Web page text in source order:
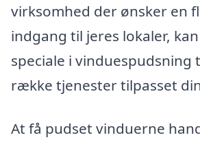
virksomhed der ønsker en
indgang til jeres lokaler,
speciale i vinduespudsning
række tjenester tilpasset
At få pudset vinduerne